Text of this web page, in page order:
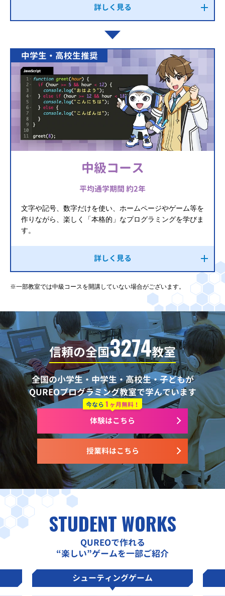
詳しく見る
中学生・高校生推奨
中級コース
平均通学期間 約2年
文字や記号、数字だけを使い、ホームページやゲーム等を
作りながら、楽しく「本格的」なプログラミングを学びま
す。
詳しく見る
※一部教室では中級コースを開講していない場合がございます。
信頼の全国3274教室
全国の小学生・中学生・高校生・子どもが
QUREOプログラミング教室で学んでいます
授業料はこちら
今なら 1 ヶ月無料！
体験はこちら
STUDENT WORKS
QUREOで作れる
“楽しい”ゲームを一部ご紹介
シューティングゲーム